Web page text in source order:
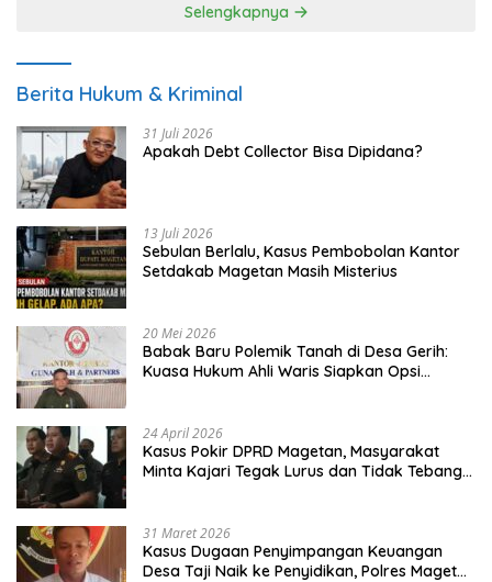
Selengkapnya
Berita Hukum & Kriminal
31 Juli 2026
Apakah Debt Collector Bisa Dipidana?
13 Juli 2026
Sebulan Berlalu, Kasus Pembobolan Kantor
Setdakab Magetan Masih Misterius
20 Mei 2026
Babak Baru Polemik Tanah di Desa Gerih:
Kuasa Hukum Ahli Waris Siapkan Opsi
24 April 2026
Kasus Pokir DPRD Magetan, Masyarakat
Minta Kajari Tegak Lurus dan Tidak Tebang
31 Maret 2026
Kasus Dugaan Penyimpangan Keuangan
Desa Taji Naik ke Penyidikan, Polres Magetan